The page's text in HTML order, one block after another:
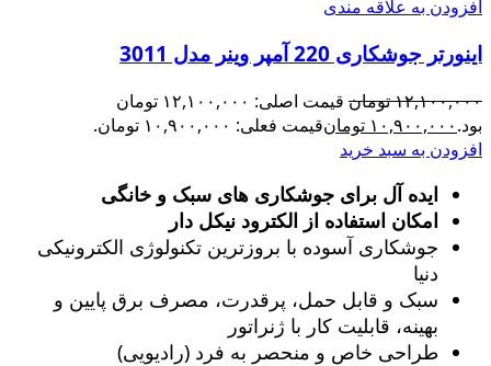
افزودن به علاقه مندی
اینورتر جوشکاری 220 آمپر وینر مدل 3011
۱۲,۱۰۰,۰۰۰تومان
قیمت اصلی: ۱۲,۱۰۰,۰۰۰ تومان
بود.۱۰,۹۰۰,۰۰۰ تومانقیمت فعلی: ۱۰,۹۰۰,۰۰۰ تومان.
افزودن به سبد خرید
ایده آل برای جوشکاری های سبک و خانگی
امکان استفاده از الکترود نیکل دار
جوشکاری آسوده با بروزترین تکنولوژی الکترونیکی
دنیا
سبک و قابل حمل، پرقدرت، مصرف برق پایین و
بهینه، قابلیت کار با ژنراتور
طراحی خاص و منحصر به فرد (رادیویی)